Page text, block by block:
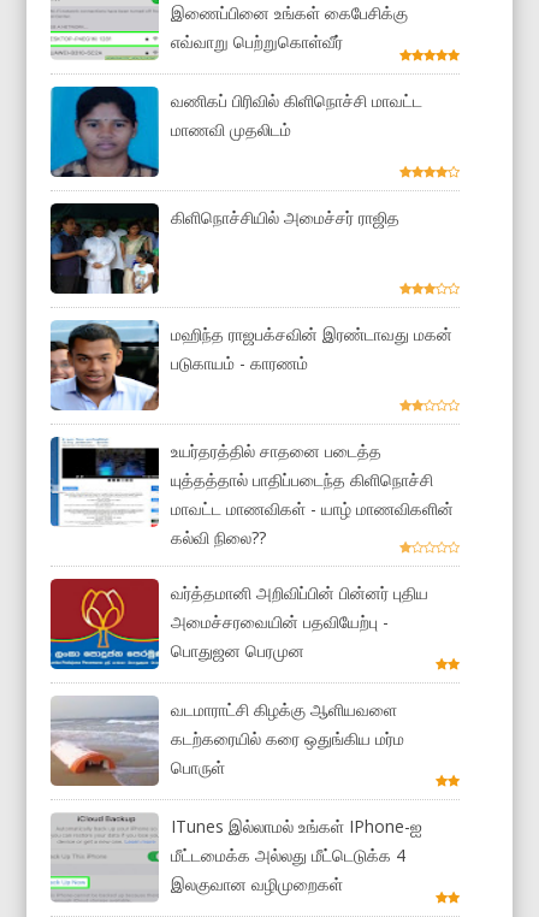
இணைப்பினை உங்கள் கைபேசிக்கு
எவ்வாறு பெற்றுகொள்வீர்
வணிகப் பிரிவில் கிளிநொச்சி மாவட்ட
மாணவி முதலிடம்
கிளிநொச்சியில் அமைச்சர் ராஜித
மஹிந்த ராஜபக்சவின் இரண்டாவது மகன்
படுகாயம் - காரணம்
உயர்தரத்தில் சாதனை படைத்த
யுத்தத்தால் பாதிப்படைந்த கிளிநொச்சி
மாவட்ட மாணவிகள் - யாழ் மாணவிகளின்
கல்வி நிலை??
வர்த்தமானி அறிவிப்பின் பின்னர் புதிய
அமைச்சரவையின் பதவியேற்பு -
பொதுஜன பெரமுன
வடமாராட்சி கிழக்கு ஆளியவளை
கடற்கரையில் கரை ஒதுங்கிய மர்ம
பொருள்
ITunes இல்லாமல் உங்கள் IPhone-ஐ
மீட்டமைக்க அல்லது மீட்டெடுக்க 4
இலகுவான வழிமுறைகள்